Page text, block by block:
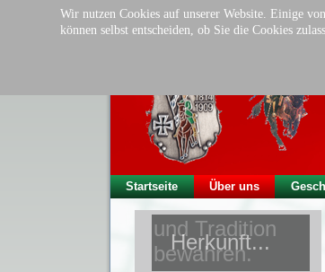
Startseite Über uns
Herkunft...
und Tradition
bewahren.
Wir nutzen Cookies auf unserer Website. Einige
können selbst entscheiden, ob Sie die Cookies